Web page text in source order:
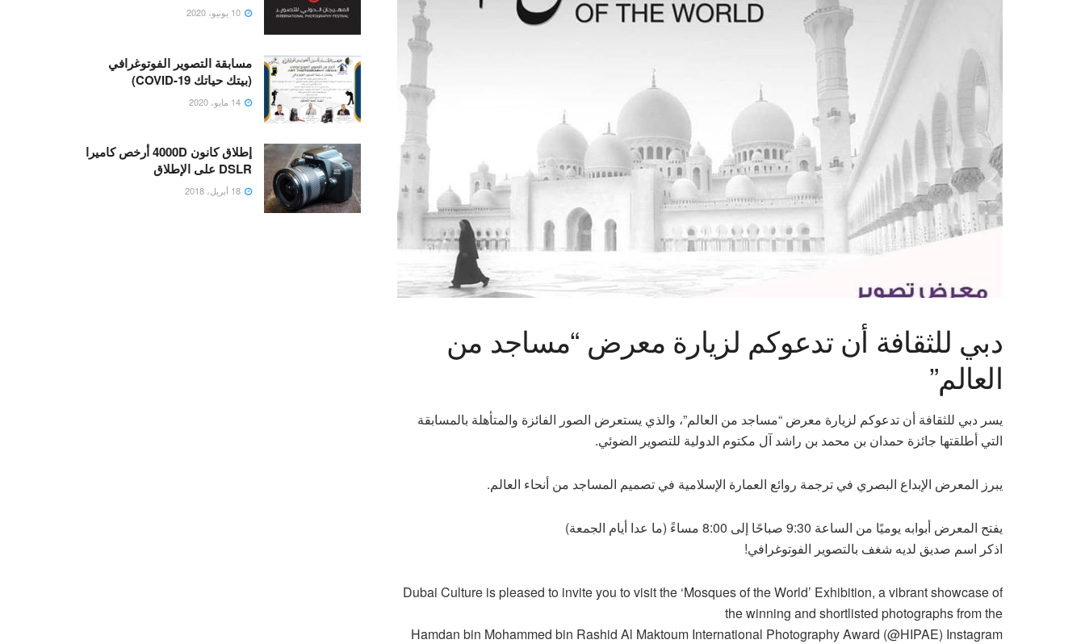
دبي للثقافة أن تدعوكم لزيارة معرض “مساجد من
العالم”
يسر دبي للثقافة أن تدعوكم لزيارة معرض “مساجد من العالم”، والذي يستعرض الصور الفائزة والمتأهلة بالمسابقة
التي أطلقتها جائزة حمدان بن محمد بن راشد آل مكتوم الدولية للتصوير الضوئي.
يبرز المعرض الإبداع البصري في ترجمة روائع العمارة الإسلامية في تصميم المساجد من أنحاء العالم.
يفتح المعرض أبوابه يوميًا من الساعة 9:30 صباحًا إلى 8:00 مساءً (ما عدا أيام الجمعة)
اذكر اسم صديق لديه شغف بالتصوير الفوتوغرافي!
Dubai Culture is pleased to invite you to visit the ‘Mosques of the World’ Exhibition, a vibrant showcase of
the winning and shortlisted photographs from the
Hamdan bin Mohammed bin Rashid Al Maktoum International Photography Award (@HIPAE) Instagram
مسابقة التصوير الفوتوغرافي
(بيتك حياتك COVID-19)
إطلاق كانون 4000D أرخص كاميرا
DSLR على الإطلاق